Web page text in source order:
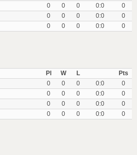
0 0 0 0:0
0
0 0 0 0:0
0
0 0 0 0:0 0
Pl
W L
Pts
0 0 0 0:0
0
0 0 0 0:0
0
0 0 0 0:0
0
0 0 0 0:0 0